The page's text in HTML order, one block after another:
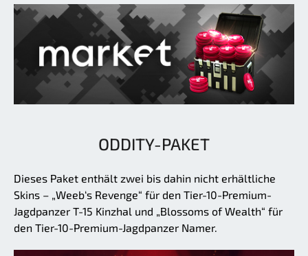
ODDITY-PAKET
Dieses Paket enthält zwei bis dahin nicht erhältliche
Skins – „Weeb‘s Revenge“ für den Tier-10-Premium-
Jagdpanzer T-15 Kinzhal und „Blossoms of Wealth“ für
den Tier-10-Premium-Jagdpanzer Namer.